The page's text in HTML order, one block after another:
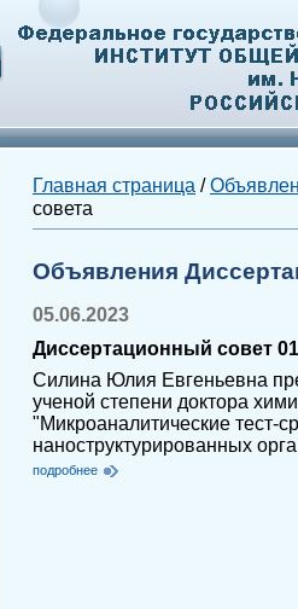
Главная страница /
совета
Объявления
05.06.2023
Диссертационный совет
Силина Юлия Евгеньевна
ученой степени доктора
"Микроаналитические тест-
наноструктурированных
подробнее